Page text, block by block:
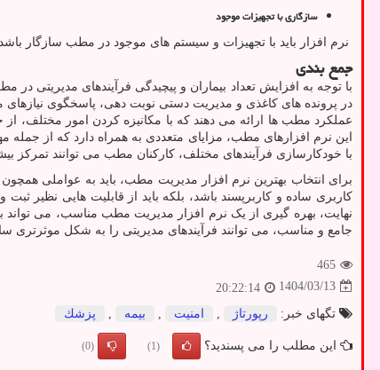
سازگاری با تجهیزات موجود
نرم ‌افزار باید با تجهیزات و سیستم ‌های موجود در مطب سازگار
جمع بندی
با توجه به افزایش تعداد بیماران و پیچیدگی فرآیندهای مدیریتی در
در پرونده ‌های کاغذی و مدیریت دستی نوبت‌ دهی، پاسخگوی نیازهای
عملکرد مطب‌ ها ارائه می ‌دهند که با مکانیزه کردن امور مختلف،
این نرم ‌افزارهای مطب، مزایای متعددی به همراه دارد که از
با خودکارسازی فرآیندهای مختلف، کارکنان مطب می ‌توانند تمرکز
برای انتخاب بهترین نرم ‌افزار مدیریت مطب، باید به عواملی
کاربری ساده و کاربرپسند باشد، بلکه باید از قابلیت ‌هایی نظیر
نهایت، بهره ‌گیری از یک نرم‌ افزار مدیریت مطب مناسب، می
جامع و مناسب، می ‌توانند فرآیندهای مدیریتی را به شکل
465
1404/03/13
20:22:14
تگهای خبر:
رپورتاژ امنیت بیمه پزشك
این مطلب را می پسندید؟ (1)
(0)